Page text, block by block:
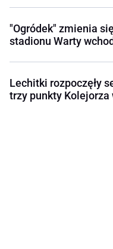
"Ogródek" zmienia
stadionu Warty
Lechitki rozpoczęły
trzy punkty Kolejorza